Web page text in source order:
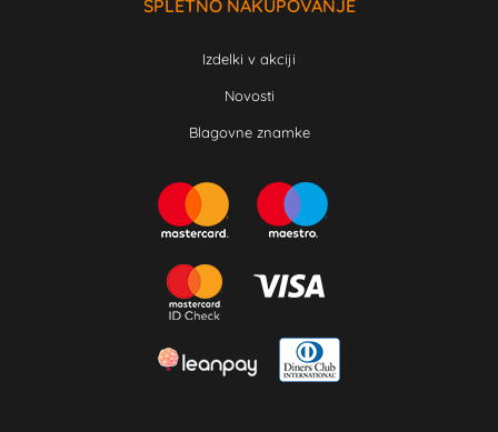
SPLETNO NAKUPOVANJE
Izdelki v akciji
Novosti
Blagovne znamke